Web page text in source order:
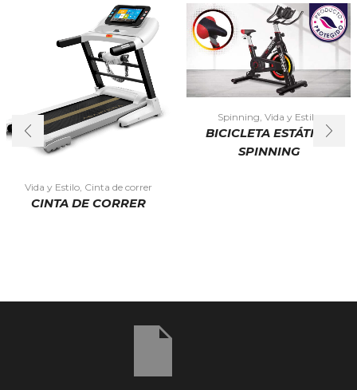
Vida y Estilo, Cinta de correr
CINTA DE CORRER
Spinning Vida y Estilo
BICICLETA ESTÁTICA
SPINNING